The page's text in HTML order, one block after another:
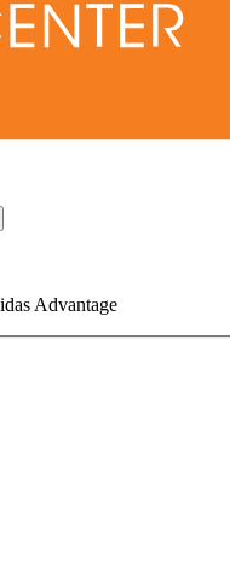
Advantage